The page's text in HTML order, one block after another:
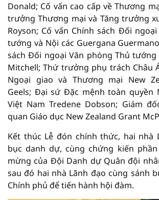
Donald; Cố vấn cao cấp về Thương
trưởng Thương mại và Tăng trưởng
Royson; Cố vấn Chính sách Đối
tướng và Nội các Guergana
sách Đối ngoại Văn phòng Thủ tướng
Mitchell; Thứ trưởng phụ trách Châu
Ngoại giao và Thương mại New
Geels; Đại sứ Đặc mệnh toàn quyền
Việt Nam Tredene Dobson; Giám
quan Giáo dục New Zealand Grant
Kết thúc Lễ đón chính thức, hai nhà
bục danh dự, cùng chứng kiến
mừng của Đội Danh dự Quân đội
sau đó hai nhà Lãnh đạo cùng sánh
Chính phủ để tiến hành hội đàm.